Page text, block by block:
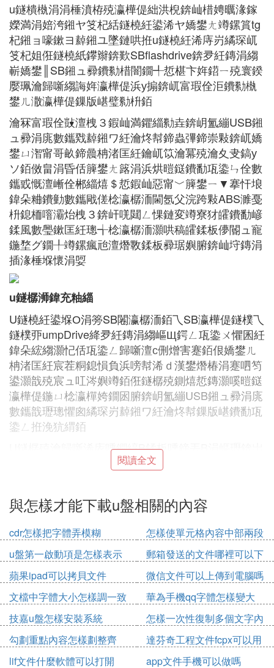
u鐩樻槸涓涓棰濆栫殑瀛樺偍絀洪棿錛屾棤娉曞湪鎵
嬫満涓婄洿鎺ヤ笅杞絬鐩橈紝鍙浠ヤ嬌鐢ㄤ竴鏍篔tg
杞鎺ョ嚎鏉ヨ繛鎺ユ墜鏈哄拰u鐩橈紝浠庤岃繘琛屼
笅杞姐俇鐩橈紙鑻辮錛歎SBflashdrive錛夛紝鏄涓縐
嶄嬌鐢║SB鎺ュ彛鐨勬棤闇鐗╃悊椹卞姩鍣ㄧ殑寰鍨
嬮珮瀹歸噺縐誨姩瀛樺偍浜у搧錛屼富瑕佺洰鐨勬槸
鐢ㄦ潵瀛樺偍鏁版嵁璧勬枡銆
瀹冧富瑕佺敱澶栧３鍜屾満鑺緇勬垚錛岄氳繃USB鎺
ュ彛涓庣數鑴戣繛鎺ワ紝瀹炵幇鍗蟲彃鍗崇敤錛屼嬌
鐢ㄩ潪甯哥畝鍗曟柟渚匡紝鑰屼笖瀹冪殑瀹夊叏鎬у
ソ銆傚畠涓昏佸簲鐢ㄤ簬涓浜烘暟鎹鐨勫瓨鍌ㄣ佺數
鑴戜慨澶嶃佺郴緇熺＄悊鍜屾惡甯﹀簲鐢ㄧ▼搴忓埌
鍏朵粬鐨勭數鑴戙傞棯瀛樼洏閫氬父浣跨敤ABS濉戞
枡鎴栭噾灞炲栧３錛屽唴閮ㄥ惈鏈変竴寮犲皬鐨勫嵃
鍒風數璺鏉匡紝璁╅棯瀛樼洏灝哄稿皬鍒板儚閽ュ寵
鍦堥グ鐗╀竴鏍瘋兘澶熸斁鍒板彛琚嬩腑錛屾垨鏄涓
插湪棰堢懷涓娿
u鐩樼浉鍏充粙緇
U鐩橈紝鍙堢О涓篣SB闂瀛樼洏銆乁SB瀛樺偍鐩樸乁
鐩樸丣umpDrive絳夛紝鏄涓縐嶇Щ鍔ㄥ瓨鍌ㄨ懼囷紝
鍏朵綋縐灝忋佸瓨鍌ㄥ歸噺澶с侀熷害蹇銆佷嬌鐢ㄦ
柟渚匡紝宸茬粡鎴愪負浜嗙幇浠ｄ漢鐢熸椿涓蹇呬笉
鍙灝戠殑宸ュ叿涔嬩竴銆俇鐩樼殑鍘熺悊鏄灝嗘暟鎹
瀛樺偍鍦ㄩ棯瀛樿姱鐗囦腑錛岄氳繃USB鎺ュ彛涓庣
數鑴戠瓑璁懼囪繘琛岃繛鎺ワ紝瀹炵幇鏁版嵁鐨勫瓨
鍌ㄥ拰浼犺緭銆
U鐩樼殑瀹歸噺浠庡嚑鐧綧B鍒板嚑鍗丟B涓嶇瓑錛岀
敤鎴峰彲浠ユ牴鎹鑷宸辯殑闇奼傞夋嫨涓嶅悓瀹歸噺
鐩橀噰鐢ㄧ殑鏄闂瀛樿姱鐗囧瓨鍌ㄦ暟鎹錛屽叾璇誨
峰彧闇瑕佸皢U鐩樻彃鍏ョ數鑴戠殑USB鎺ュ彛錛屽
氨鍙浠ラ氳繃鐢佃剳瀵筓鐩樿繘琛岃誨啓鎿嶄綔銆
浠ヤ笂鍐呭瑰弬鑰鐧懼害鐧劇-u鐩
② U盤電腦文件夾里怎麼下載東西在電腦上
下載東西怎麼直接下載到u盤
Ⅰ 電腦上下載優盤怎麼下的
閱讀全文
與怎樣才能下載u盤相關的內容
cdr怎樣把字體弄模糊
怎樣使單元格內容中部兩段
對齊
u盤第一啟動項是怎樣表示
的
郵箱發送的文件哪裡可以下
載
蘋果ipad可以拷貝文件
微信文件可以上傳到電腦嗎
文檔中字體大小怎樣調一致
華為手機qq字體怎樣變大
技嘉u盤怎樣安裝系統
怎樣一次性復制多個文字內
容
勾劃重點內容怎樣劃整齊
達芬奇工程文件fcpx可以用
lif文件什麼軟體可以打開 app文件手機可以做嗎